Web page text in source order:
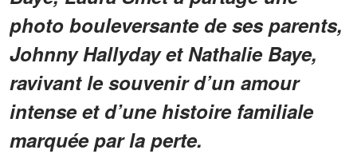
photo bouleversante de ses parents,
Johnny Hallyday et Nathalie Baye,
ravivant le souvenir d’un amour
intense et d’une histoire familiale
marquée par la perte.